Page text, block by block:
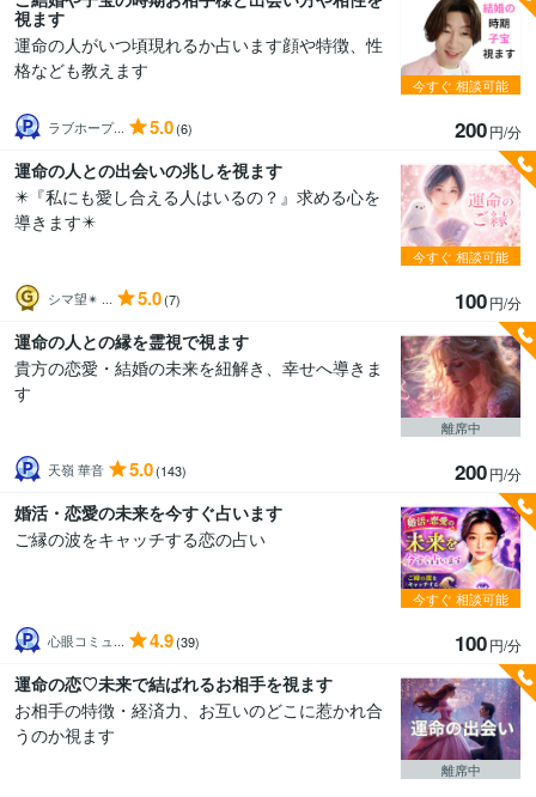
視ます
運命の人がいつ頃現れるか占います顔や特徴、性
格なども教えます
ラブホープ... 5.0(6) 200円/分
今すぐ 相談可能
運命の人との出会いの兆しを視ます
✴️『私にも愛し合える人はいるの？』求める心を
導きます✴️
シマ望✴ ... 5.0(7) 100円/分
今すぐ 相談可能
運命の人との縁を霊視で視ます
貴方の恋愛・結婚の未来を紐解き、幸せへ導きま
す
天嶺 華音 5.0(143) 200円/分
離席中
婚活・恋愛の未来を今すぐ占います
ご縁の波をキャッチする恋の占い
心眼コミュ... 4.9(39) 100円/分
今すぐ 相談可能
運命の恋♡未来で結ばれるお相手を視ます
お相手の特徴・経済力、お互いのどこに惹かれ合
うのか視ます
離席中